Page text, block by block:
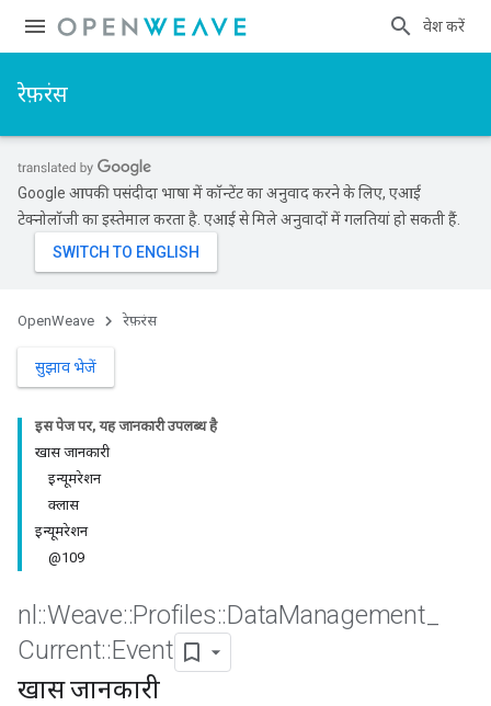
प्रवेश करें
रेफ़रंस
Google आपकी पसंदीदा भाषा में कॉन्टेंट का अनुवाद करने के लिए, एआई
टेक्नोलॉजी का इस्तेमाल करता है. एआई से मिले अनुवादों में गलतियां हो सकती हैं.
OpenWeave रेफ़रंस
सुझाव भेजें
इस पेज पर, यह जानकारी उपलब्ध है
खास जानकारी
इन्यूमरेशन
क्लास
इन्यूमरेशन
@109
nl ::Weave::Profiles::DataManagement
Current::Event
खास जानकारी